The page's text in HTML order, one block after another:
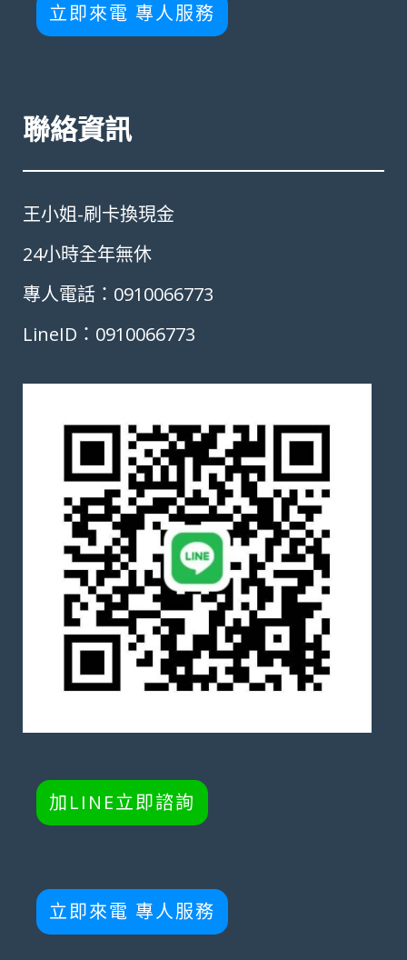
立即來電 專人服務
聯絡資訊
王小姐-刷卡換現金
24小時全年無休
專人電話：0910066773
LineID：0910066773
加LINE立即諮詢
立即來電 專人服務